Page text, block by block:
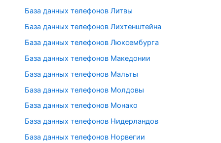
База данных телефонов Литвы
База данных телефонов Лихтенштейна
База данных телефонов Люксембурга
База данных телефонов Македонии
База данных телефонов Мальты
База данных телефонов Молдовы
База данных телефонов Монако
База данных телефонов Нидерландов
База данных телефонов Норвегии